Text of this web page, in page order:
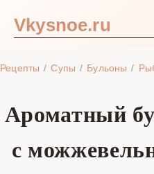
Vkysnoe.ru
Рецепты Супы Бульоны
Ароматный
с